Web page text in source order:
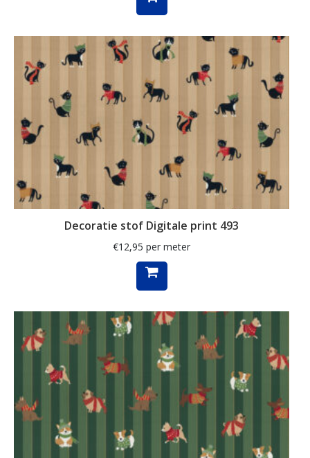
herfstblad
herfstbladeren
herten
hertje
hijskraan
hollands
indoor
kaart
kabouter
kamille
Decoratie stof Digitale print 493
€12,95 per meter